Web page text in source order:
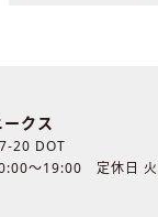
クス
20 DOT
〜19:00 定休日 火